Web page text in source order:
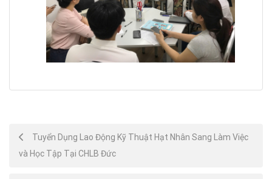
Post
navigation
Tuyển Dụng Lao Động Kỹ Thuật Hạt Nhân Sang Làm Việc
và Học Tập Tại CHLB Đức